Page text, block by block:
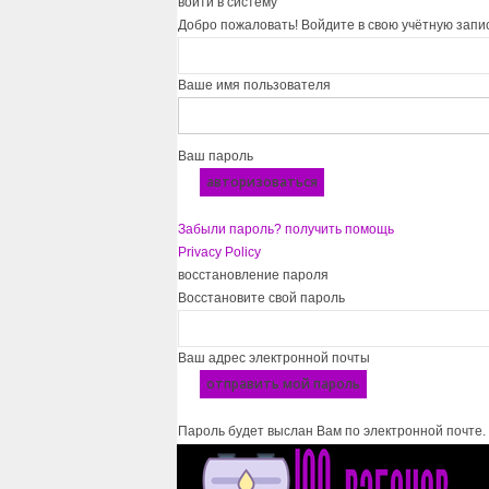
Добро пожаловать! Войдите в свою учётную
Ваше имя пользователя
Ваш пароль
Забыли пароль? получить помощь
Privacy Policy
восстановление пароля
Восстановите свой пароль
Ваш адрес электронной почты
Пароль будет выслан Вам по электронной почте.